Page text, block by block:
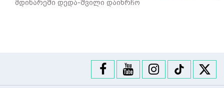
მდინარეში დედა-შვილი დაიხრჩო